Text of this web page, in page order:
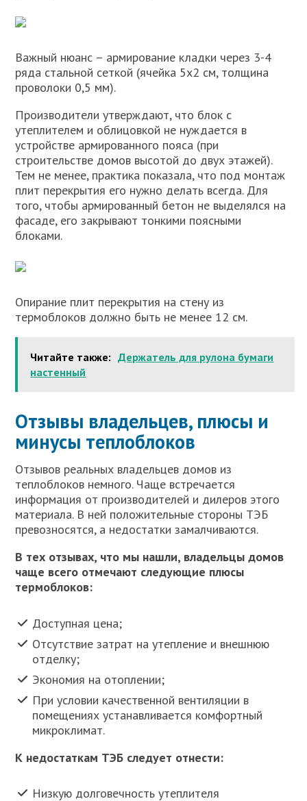
Важный нюанс – армирование кладки через 3-4
ряда стальной сеткой (ячейка 5х2 см, толщина
проволоки 0,5 мм).
Производители утверждают, что блок с
утеплителем и облицовкой не нуждается в
устройстве армированного пояса (при
строительстве домов высотой до двух этажей).
Тем не менее, практика показала, что под монтаж
плит перекрытия его нужно делать всегда. Для
того, чтобы армированный бетон не выделялся на
фасаде, его закрывают тонкими поясными
блоками.
Опирание плит перекрытия на стену из
термоблоков должно быть не менее 12 см.
Читайте также: Держатель для рулона бумаги
настенный
Отзывы владельцев, плюсы и
минусы теплоблоков
Отзывов реальных владельцев домов из
теплоблоков немного. Чаще встречается
информация от производителей и дилеров этого
материала. В ней положительные стороны ТЭБ
превозносятся, а недостатки замалчиваются.
В тех отзывах, что мы нашли, владельцы домов
чаще всего отмечают следующие плюсы
термоблоков:
Доступная цена;
Отсутствие затрат на утепление и внешнюю
отделку;
Экономия на отоплении;
При условии качественной вентиляции в
помещениях устанавливается комфортный
микроклимат.
К недостаткам ТЭБ следует отнести:
Низкую долговечность утеплителя